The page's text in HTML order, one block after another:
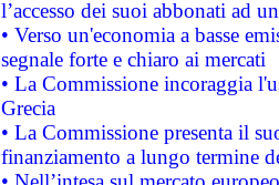
l’accesso dei suoi abbonati ad
• Verso un'economia a basse
segnale forte e chiaro ai mercati
• La Commissione incoraggia
Grecia
• La Commissione presenta il
finanziamento a lungo termine